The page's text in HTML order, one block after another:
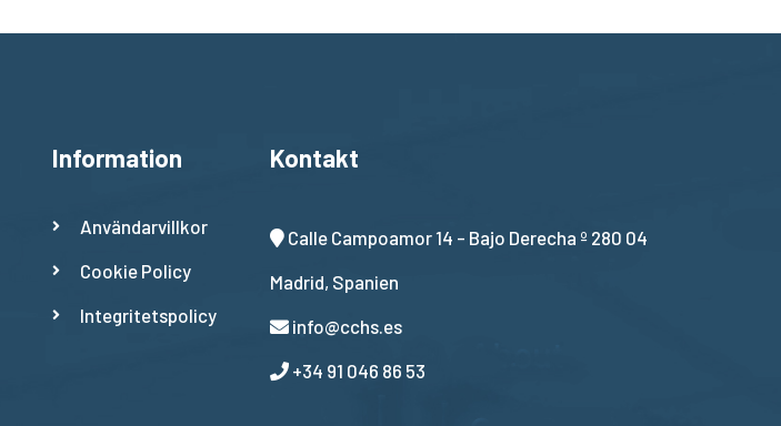
Information
Användarvillkor
Cookie Policy
Integritetspolicy
Kontakt
Calle Campoamor 14 - Bajo Derecha º 280 04
Madrid, Spanien
info@cchs.es
+34 91 046 86 53